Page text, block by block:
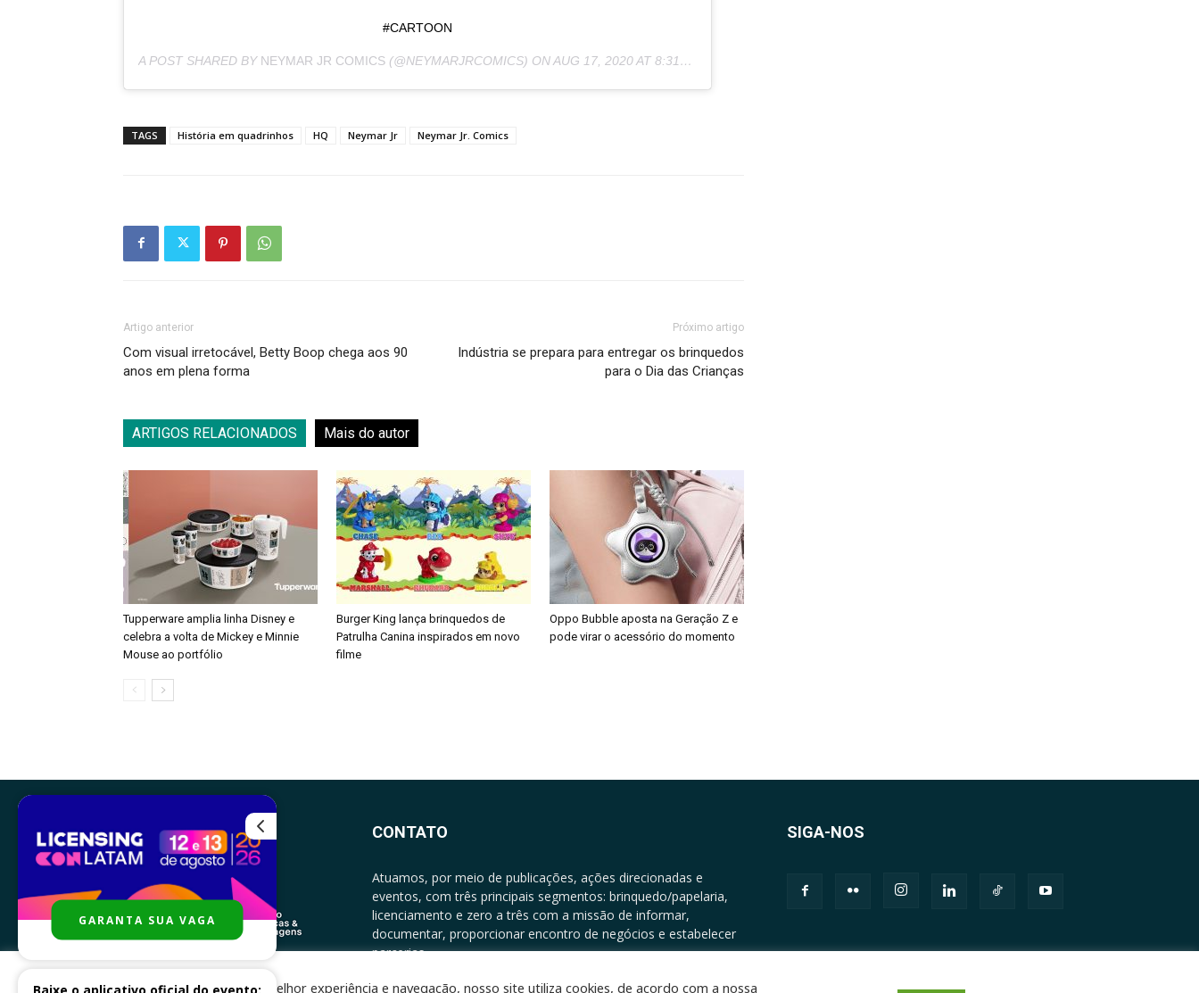
#CARTOON
A POST SHARED BY NEYMAR JR COMICS (@NEYMARJRCOMICS) ONAUG 17, 2020 AT 8:31AM PDT
TAGS História em quadrinhos HQ Neymar Jr Neymar Jr. Comics
Artigo anterior
Com visual irretocável, Betty Boop chega aos 90
anos em plena forma
Próximo artigo
Indústria se prepara para entregar os brinquedos
para o Dia das Crianças
ARTIGOS RELACIONADOS Mais do autor
Tupperware amplia linha Disney e
celebra a volta de Mickey e Minnie
Mouse ao portfólio
Burger King lança brinquedos de
Patrulha Canina inspirados em novo
filme
Oppo Bubble aposta na Geração Z e
pode virar o acessório do momento
CONTATO
Atuamos, por meio de publicações, ações direcionadas e
eventos, com três principais segmentos: brinquedo/papelaria,
licenciamento e zero a três com a missão de informar,
documentar, proporcionar encontro de negócios e estabelecer
parcerias.
SIGA-NOS
Para melhor experiência e navegação, nosso site utiliza cookies, de acordo com a nossa
GARANTA SUA VAGA